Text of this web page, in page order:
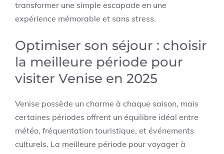
transformer une simple escapade en une
expérience mémorable et sans stress.
Optimiser son séjour : choisir
la meilleure période pour
visiter Venise en 2025
Venise possède un charme à chaque saison, mais
certaines périodes offrent un équilibre idéal entre
météo, fréquentation touristique, et événements
culturels. La meilleure période pour voyager à